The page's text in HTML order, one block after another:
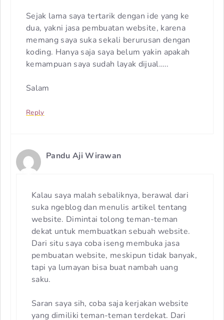
Sejak lama saya tertarik dengan ide yang ke
dua, yakni jasa pembuatan website, karena
memang saya suka sekali berurusan dengan
koding. Hanya saja saya belum yakin apakah
kemampuan saya sudah layak dijual…..
Salam
Reply
Pandu Aji Wirawan
Kalau saya malah sebaliknya, berawal dari
suka ngeblog dan menulis artikel tentang
website. Dimintai tolong teman-teman
dekat untuk membuatkan sebuah website.
Dari situ saya coba iseng membuka jasa
pembuatan website, meskipun tidak banyak,
tapi ya lumayan bisa buat nambah uang
saku.
Saran saya sih, coba saja kerjakan website
yang dimiliki teman-teman terdekat. Dari